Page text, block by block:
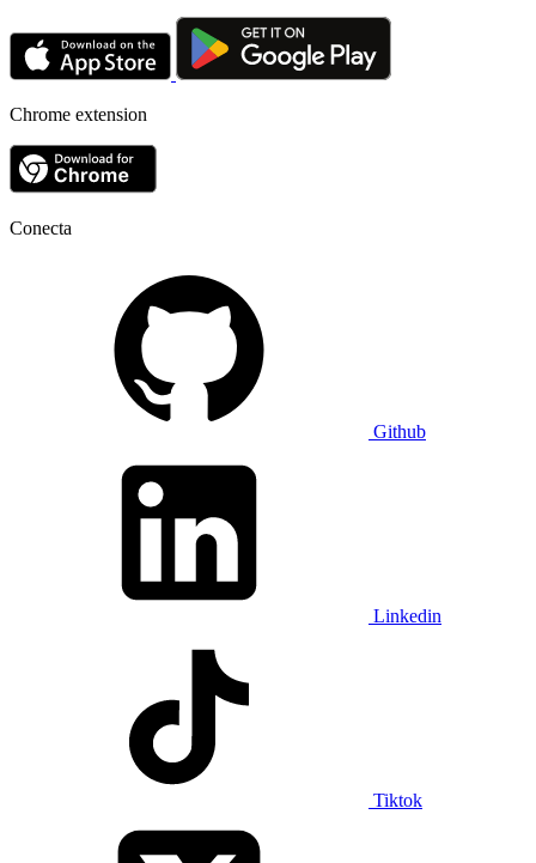
Chrome extension
Conecta
Github
Linkedin
Tiktok